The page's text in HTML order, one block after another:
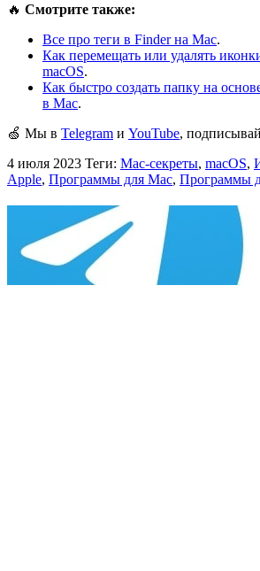
🔥 Смотрите также:
Все про теги в Finder на Mac.
Как перемещать или удалять
macOS.
Как быстро создать папку на
в Mac.
🍏 Мы в Telegram и YouTube,
4 июля 2023 Теги: Mac-секреты, macOS,
Apple, Программы для Mac, Программы